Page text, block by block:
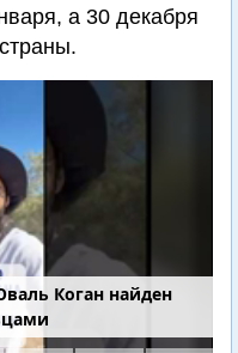
а 30 декабря
Коган найден